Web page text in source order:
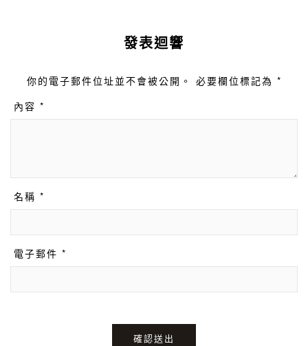
發表迴響
你的電子郵件位址並不會被公開。 必要欄位標記為 *
內容 *
名稱 *
電子郵件 *
確認送出